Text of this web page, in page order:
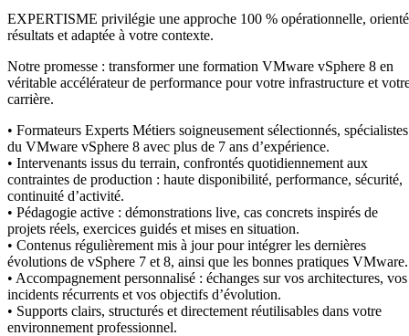
EXPERTISME privilégie une approche 100 % opérationnelle,
résultats et adaptée à votre contexte.
Notre promesse : transformer une formation VMware vSphere 8 en
véritable accélérateur de performance pour votre infrastructure et
carrière.
• Formateurs Experts Métiers soigneusement sélectionnés, spécialistes
du VMware vSphere 8 avec plus de 7 ans d’expérience.
• Intervenants issus du terrain, confrontés quotidiennement aux
contraintes de production : haute disponibilité, performance, sécurité,
continuité d’activité.
• Pédagogie active : démonstrations live, cas concrets inspirés de
projets réels, exercices guidés et mises en situation.
• Contenus régulièrement mis à jour pour intégrer les dernières
évolutions de vSphere 7 et 8, ainsi que les bonnes pratiques VMware.
• Accompagnement personnalisé : échanges sur vos architectures, vos
incidents récurrents et vos objectifs d’évolution.
• Supports clairs, structurés et directement réutilisables dans votre
environnement professionnel.